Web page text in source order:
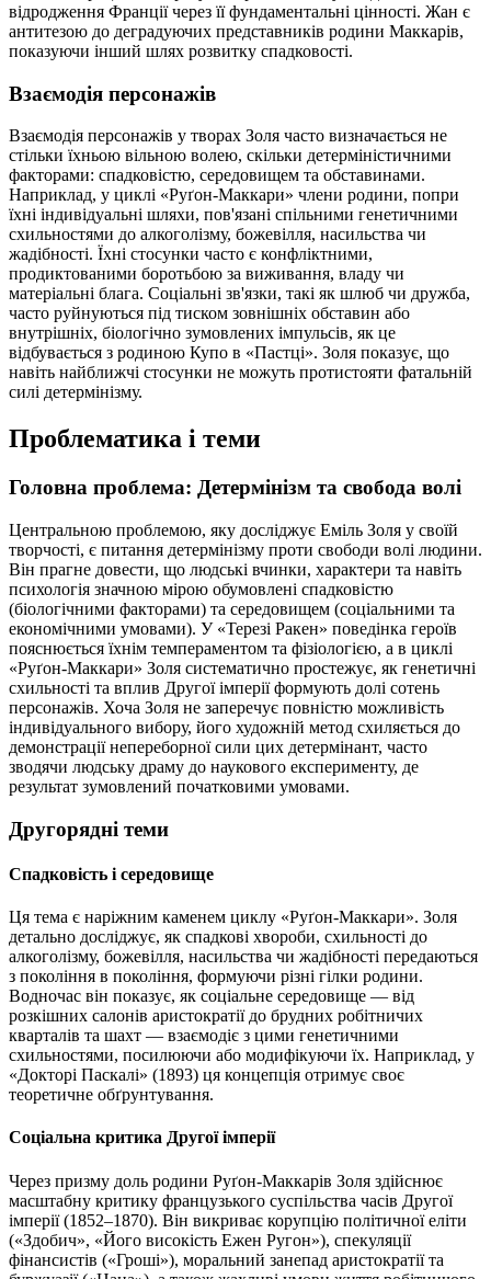
відродження Франції через її фундаментальні цінності. Жан є
антитезою до деградуючих представників родини Маккарів,
показуючи інший шлях розвитку спадковості.
Взаємодія персонажів
Взаємодія персонажів у творах Золя часто визначається не
стільки їхньою вільною волею, скільки детерміністичними
факторами: спадковістю, середовищем та обставинами.
Наприклад, у циклі «Руґон-Маккари» члени родини, попри
їхні індивідуальні шляхи, пов'язані спільними генетичними
схильностями до алкоголізму, божевілля, насильства чи
жадібності. Їхні стосунки часто є конфліктними,
продиктованими боротьбою за виживання, владу чи
матеріальні блага. Соціальні зв'язки, такі як шлюб чи дружба,
часто руйнуються під тиском зовнішніх обставин або
внутрішніх, біологічно зумовлених імпульсів, як це
відбувається з родиною Купо в «Пастці». Золя показує, що
навіть найближчі стосунки не можуть протистояти фатальній
силі детермінізму.
Проблематика і теми
Головна проблема: Детермінізм та свобода волі
Центральною проблемою, яку досліджує Еміль Золя у своїй
творчості, є питання детермінізму проти свободи волі людини.
Він прагне довести, що людські вчинки, характери та навіть
психологія значною мірою обумовлені спадковістю
(біологічними факторами) та середовищем (соціальними та
економічними умовами). У «Терезі Ракен» поведінка героїв
пояснюється їхнім темпераментом та фізіологією, а в циклі
«Руґон-Маккари» Золя систематично простежує, як генетичні
схильності та вплив Другої імперії формують долі сотень
персонажів. Хоча Золя не заперечує повністю можливість
індивідуального вибору, його художній метод схиляється до
демонстрації непереборної сили цих детермінант, часто
зводячи людську драму до наукового експерименту, де
результат зумовлений початковими умовами.
Другорядні теми
Спадковість і середовище
Ця тема є наріжним каменем циклу «Руґон-Маккари». Золя
детально досліджує, як спадкові хвороби, схильності до
алкоголізму, божевілля, насильства чи жадібності передаються
з покоління в покоління, формуючи різні гілки родини.
Водночас він показує, як соціальне середовище — від
розкішних салонів аристократії до брудних робітничих
кварталів та шахт — взаємодіє з цими генетичними
схильностями, посилюючи або модифікуючи їх. Наприклад, у
«Докторі Паскалі» (1893) ця концепція отримує своє
теоретичне обґрунтування.
Соціальна критика Другої імперії
Через призму доль родини Руґон-Маккарів Золя здійснює
масштабну критику французького суспільства часів Другої
імперії (1852–1870). Він викриває корупцію політичної еліти
(«Здобич», «Його високість Ежен Ругон»), спекуляції
фінансистів («Гроші»), моральний занепад аристократії та